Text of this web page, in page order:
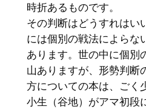
時折あるものです。
その判断はどうすれは
には個別の戦法によらな
あります。世の中に個別
山ありますが、形勢判断
方についての本は、ごく
小生（谷地）がアマ初段